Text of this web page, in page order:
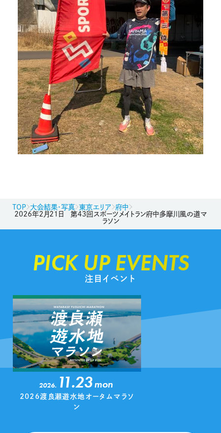
TOP 大会結果・写真 東京エリア
府中
2026年2月21日 第43回スポーツメイトラン府中多摩川風の道マ
ラソン
PICK UP EVENTS
注目イベント
2026. 11.23mon
2026渡良瀬遊水地オータムマラソ
ン